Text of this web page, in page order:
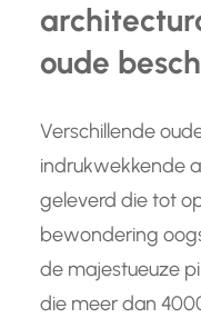
oude
Verschillende
indrukwekkende
geleverd die tot
bewondering
de majestueuze
die meer dan